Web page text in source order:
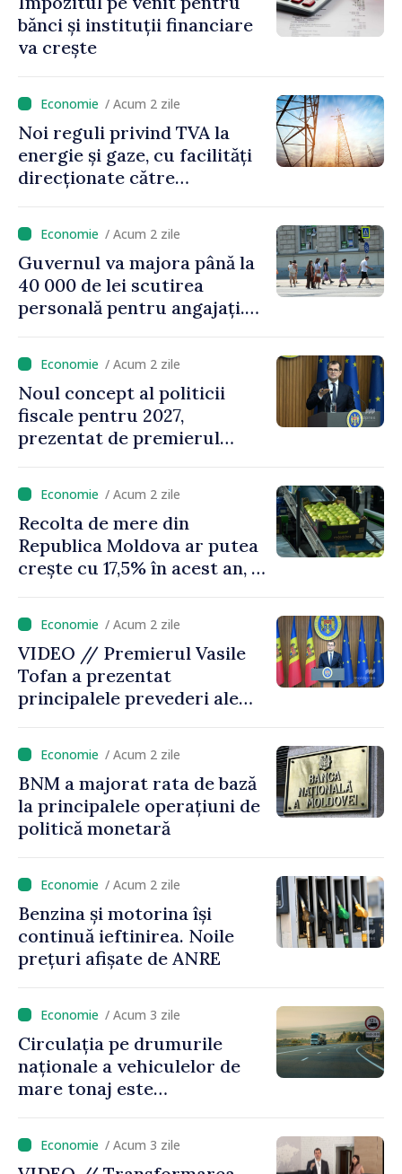
bănci și instituții financiare
va crește
/ Acum 2 zile
Noi reguli privind TVA la
energie și gaze, cu facilități
direcționate către
/ Acum 2 zile
Guvernul va majora până la
40 000 de lei scutirea
personală pentru angajați.
de milioane de lei îi lăsăm
oamenilor”/ Acum 2 zile
Noul concept al politicii
fiscale pentru 2027,
prezentat de premierul
puțin munca, stimulăm
investițiile, taxăm viciile și
echilibrăm taxarea
consumului”
/ Acum 2 zile
Recolta de mere din
Republica Moldova ar putea
crește cu 17,5% în acest an, în
este estimată în scădere
/ Acum 2 zile
VIDEO // Premierul Vasile
Tofan a prezentat
principalele prevederi ale
2027
/ Acum 2 zile
BNM a majorat rata de bază
la principalele operațiuni de
politică monetară
/ Acum 2 zile
Benzina și motorina își
continuă ieftinirea. Noile
prețuri afișate de ANRE
/ Acum 3 zile
Circulația pe drumurile
naționale a vehiculelor de
mare tonaj este
caniculă
/ Acum 3 zile